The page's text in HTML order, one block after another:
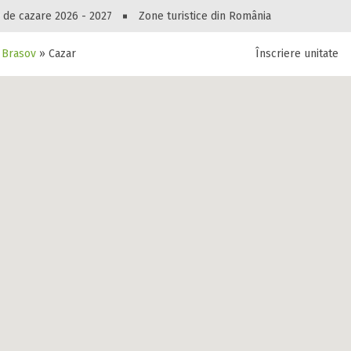
cazare 2026 - 2027 Zone turistice din România
Brasov » Cazare Apartament White Services
Peste 10549 oferte de cazare!
pensiuni, vile, apartamente sau alte unitați
Înscriere unitate